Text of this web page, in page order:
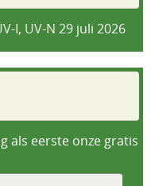
I, UV-N 29 juli 2026
als eerste onze gratis